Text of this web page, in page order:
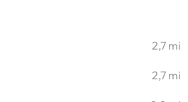
2,7 mi
2,7 mi